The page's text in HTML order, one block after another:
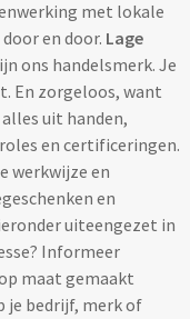
met lokale
en door. Lage
ons handelsmerk. Je
En zorgeloos, want
uit handen,
en certificeringen.
werkwijze en
en
uiteengezet in
Informeer
maat gemaakt
je bedrijf, merk of